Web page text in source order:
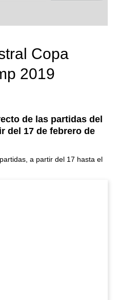
Copa
2019
de las partidas del
del 17 de febrero de
a partir del 17 hasta el